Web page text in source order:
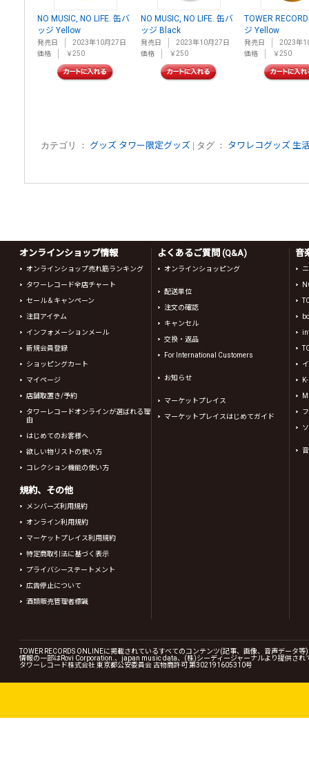
NO MUSIC, NO LIFE. 缶バ
ッジ Yellow
発売日
2023年10月27日
価格
￥250
NO MUSIC, NO LIFE. 缶バ
ッジ Black
発売日
2023年10月27日
価格
￥250
TOWER
ジ Yellow
発売日
2023年
価格
￥250
カテゴリ ： グッズ タワー限定グッズ | タグ ： タワレコグッズ 生
オンラインショップ情報
オンラインショップ売れ筋ランキング
タワーレコード全店チャート
セール＆キャンペーン
注目アイテム
インフォメーションメール
新規会員登録
ショッピングカート
マイページ
店舗取置き/予約
タワーレコードオンラインが選ばれる理
由
はじめてのお客様へ
欲しい物リストの使い方
コレクション機能の使い方
規約、その他
メンバーズ利用規約
オンライン利用規約
マーケットプレイス利用規約
特定商取引法に基づく表示
プライバシーステートメント
広告停止について
酒類販売管理者標識
よくあるご質問 (Q&A)
オンラインショッピング
配送単位
注文の確認
キャンセル
交換・返品
For International Customers
お知らせ
マーケットプレイス
マーケットプレイスはじめてガイド
音
TOWER RECORDS ONLINEに掲載されているすべてのコンテンツ(記事、画像、音声データ
情報の一部はRovi Corporation.、japan music data、(株)シーディージャーナルより提供され
タワーレコード株式会社 東京都公安委員会 古物商許可 第302191605310号